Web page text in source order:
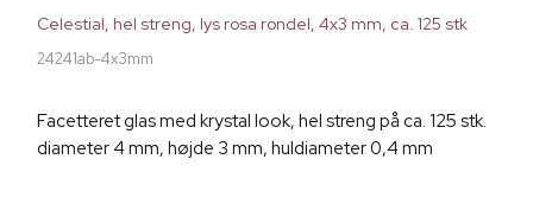
Celestial, hel streng, lys rosa rondel, 4x3 mm, ca. 125 stk
24241ab-4x3mm
Facetteret glas med krystal look, hel streng på ca. 125 stk.
diameter 4 mm, højde 3 mm, huldiameter 0,4 mm